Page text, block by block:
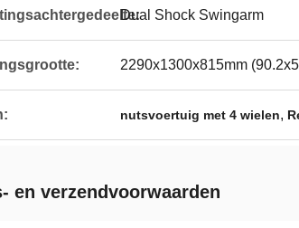
Dual Shock Swingarm
2290x1300x815mm
nutsvoertuig met 4 wielen,
en verzendvoorwaarden